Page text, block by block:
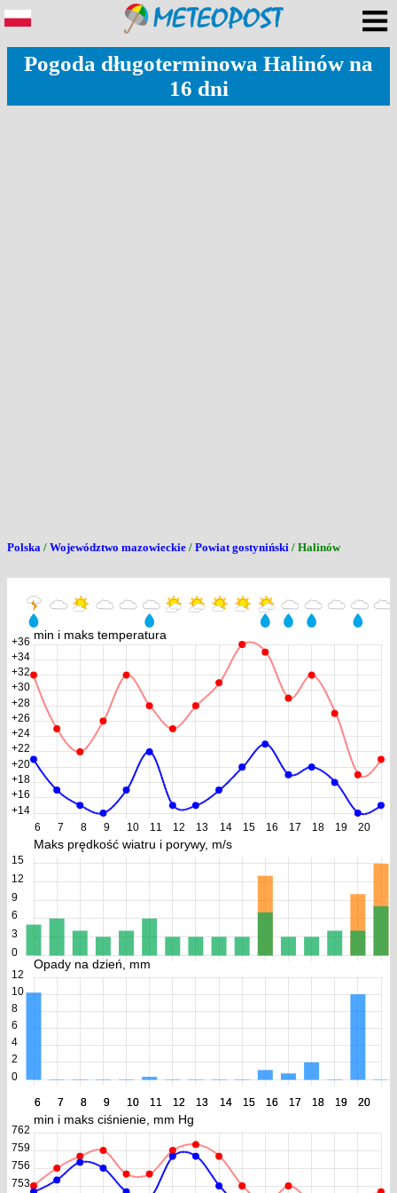
Pogoda długoterminowa Halinów na
16 dni
Polska / Województwo mazowieckie / Powiat gostyniński / Halinów
min i maks temperatura
6 7 8 9 10 11 12 13 14 15 16 17 18 19 20
+14
+16
+18
+20
+22
+24
+26
+28
+30
+32
+34
+36
Maks prędkość wiatru i porywy, m/s
6 7 8 9 10 11 12 13 14 15 16 17 18 19 20
0
3
6
9
12
15
Opady na dzień, mm
6 7 8 9 10 11 12 13 14 15 16 17 18 19 20
0
2
4
6
8
10
12
min i maks ciśnienie, mm Hg
753
756
759
762